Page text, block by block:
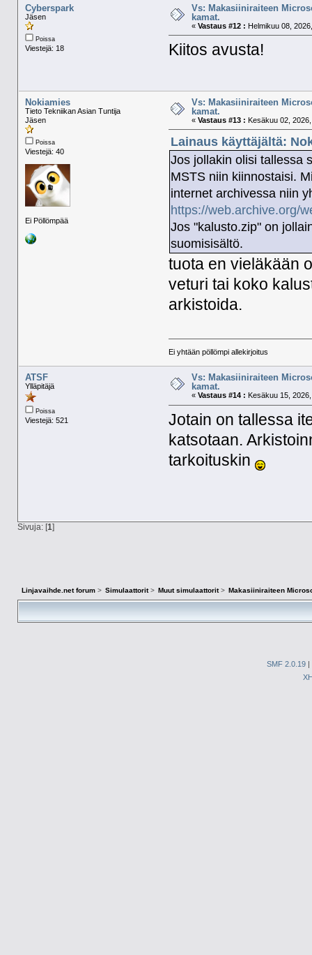
Cyberspark
Jäsen
Poissa
Viestejä: 18
Vs: Makasiiniraiteen
kamat.
« Vastaus #12 : Helmikuu 08,
Kiitos avusta!
Nokiamies
Tieto Tekniikan Asian Tuntija
Jäsen
Poissa
Viestejä: 40
Ei Pöllömpää
Vs: Makasiiniraiteen
kamat.
« Vastaus #13 : Kesäkuu 02,
Lainaus käyttäjältä:
Jos jollakin olisi tallessa
MSTS niin kiinnostaisi.
internet archivessa niin
https://web.archive.org/
Jos "kalusto.zip" on
suomisisältö.
tuota en vieläkään
veturi tai koko
arkistoida.
Ei yhtään pöllömpi allekirjoitus
ATSF
Ylläpitäjä
Poissa
Viestejä: 521
Vs: Makasiiniraiteen
kamat.
« Vastaus #14 : Kesäkuu 15,
Jotain on tallessa
katsotaan.
tarkoituskin
Sivuja: [1]
Linjavaihde.net forum> Simulaattorit> Muut simulaattorit> Makasiiniraiteen
SMF 2.0.19 |